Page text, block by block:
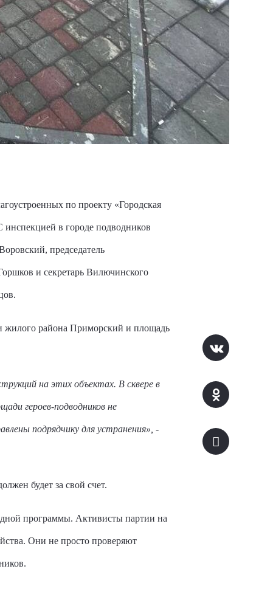
по проекту «Городская
инспекцией в городе подводников
председатель
и секретарь Вилючинского
жилого района Приморский и площадь
на этих объектах. В сквере в
героев-подводников не
подрядчику для устранения», -
будет за свой счет.
программы. Активисты партии на
Они не просто проверяют